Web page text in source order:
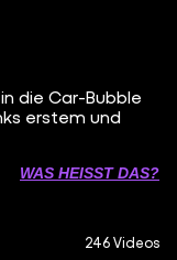
die Car-Bubble
erstem und
WAS HEISST DAS?
246 Videos